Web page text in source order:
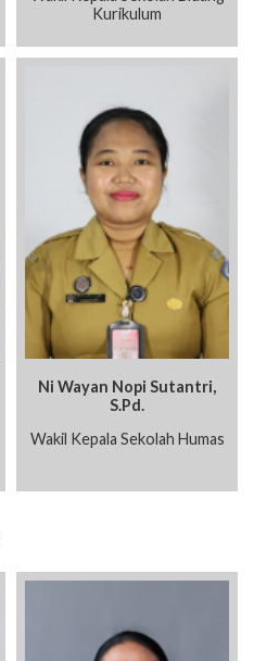
Kurikulum
Ni Wayan Nopi Sutantri,
S.Pd.
Wakil Kepala Sekolah Humas